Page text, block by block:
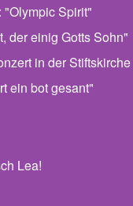
"Olympic Spirit"
der einig Gotts Sohn"
in der Stiftskirche
ein bot gesant"
Lea!